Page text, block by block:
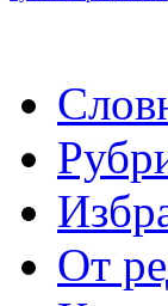
От